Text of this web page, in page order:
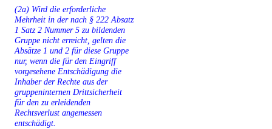
(2a) Wird die erforderliche
Mehrheit in der nach § 222 Absatz
1 Satz 2 Nummer 5 zu bildenden
Gruppe nicht erreicht, gelten die
Absätze 1 und 2 für diese Gruppe
nur, wenn die für den Eingriff
vorgesehene Entschädigung die
Inhaber der Rechte aus der
gruppeninternen Drittsicherheit
für den zu erleidenden
Rechtsverlust angemessen
entschädigt.